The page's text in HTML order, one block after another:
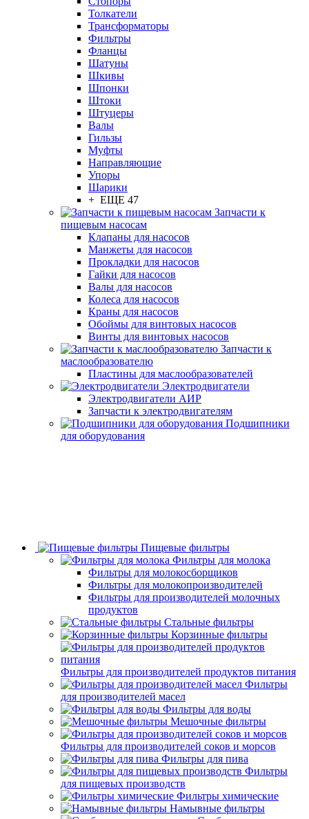
Толкатели
Трансформаторы
Фильтры
Фланцы
Шатуны
Шкивы
Шпонки
Штоки
Штуцеры
Валы
Гильзы
Муфты
Направляющие
Упоры
Шарики
+ ЕЩЕ 47
Запчасти к
пищевым насосам
Клапаны для насосов
Манжеты для насосов
Прокладки для насосов
Гайки для насосов
Валы для насосов
Колеса для насосов
Краны для насосов
Обоймы для винтовых насосов
Винты для винтовых насосов
Запчасти к
маслообразователю
Пластины для маслообразователей
Электродвигатели
Электродвигатели АИР
Запчасти к электродвигателям
Подшипники
для оборудования
Пищевые фильтры
Фильтры для молока
Фильтры для молокосборщиков
Фильтры для молокопроизводителей
Фильтры для производителей молочных
продуктов
Стальные фильтры
Корзинные фильтры
Фильтры для производителей продуктов питания
Фильтры
для производителей масел
Фильтры для воды
Мешочные фильтры
Фильтры для производителей соков и морсов
Фильтры для пива
Фильтры
для пищевых производств
Фильтры химические
Намывные фильтры